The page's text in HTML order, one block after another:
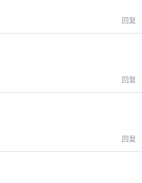
回复
回复
回复